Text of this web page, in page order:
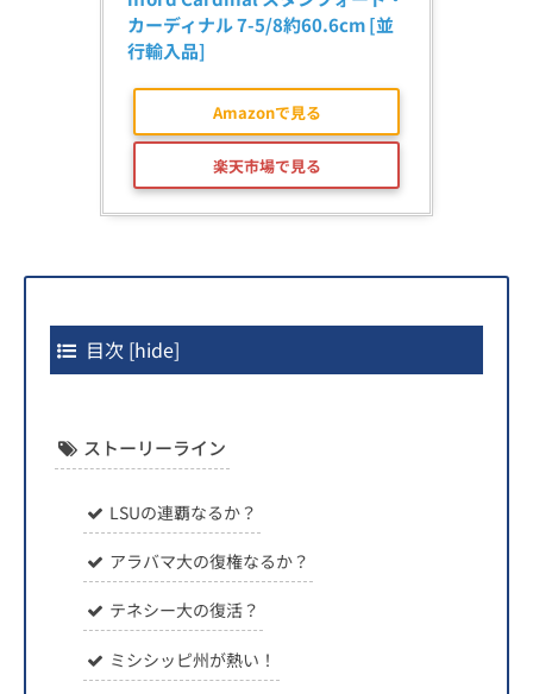
カーディナル 7-5/8約60.6cm [並
行輸入品]
Amazonで見る
楽天市場で見る
目次 [hide]
ストーリーライン
LSUの連覇なるか？
アラバマ大の復権なるか？
テネシー大の復活？
ミシシッピ州が熱い！